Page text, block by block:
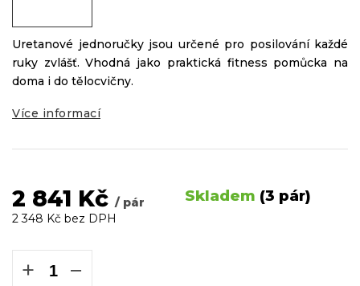
2 841 Kč / pár Skladem (3 pár)
2 348 Kč bez DPH
+ −
Uretanové jednoručky jsou určené pro posilování každé
ruky zvlášť. Vhodná jako praktická fitness pomůcka na
doma i do tělocvičny.
Více informací